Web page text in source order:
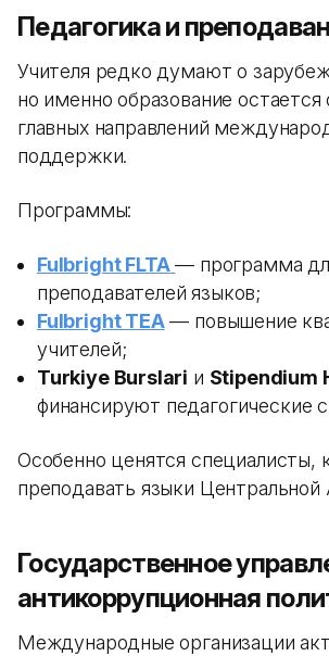
Педагогика и
Учителя редко думают о
но именно образование
главных направлений
поддержки.
Программы:
Fulbright FLTA — программа
преподавателей языков;
Fulbright TEA— повышение
учителей;
Turkiye Burslari и Stipendium
финансируют педагогические
Особенно ценятся специалисты,
преподавать языки Центральной
Государственное
антикоррупционная
Международные организации